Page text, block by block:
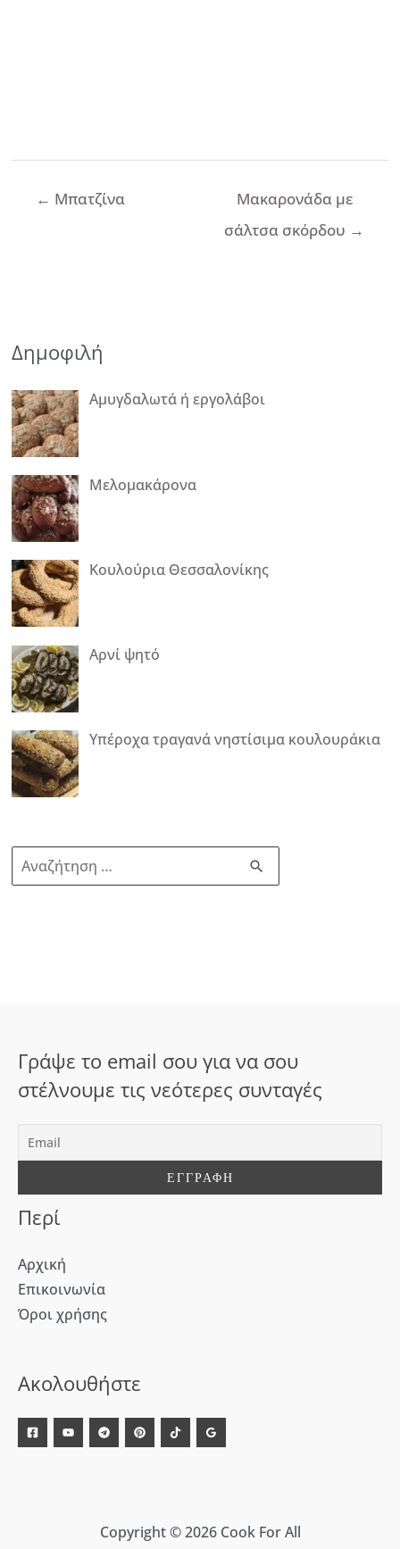
Πλοήγηση
← Μπατζίνα
Μακαρονάδα με
σάλτσα σκόρδου →
Δημοφιλή
Αμυγδαλωτά ή εργολάβοι
Μελομακάρονα
Κουλούρια Θεσσαλονίκης
Αρνί ψητό
Υπέροχα τραγανά νηστίσιμα κουλουράκια
ν
σ
α
Γράψε το email σου για να σου
στέλνουμε τις νεότερες συνταγές
Περί
Αρχική
Επικοινωνία
Όροι χρήσης
Ακολουθήστε
Copyright © 2026 Cook For All